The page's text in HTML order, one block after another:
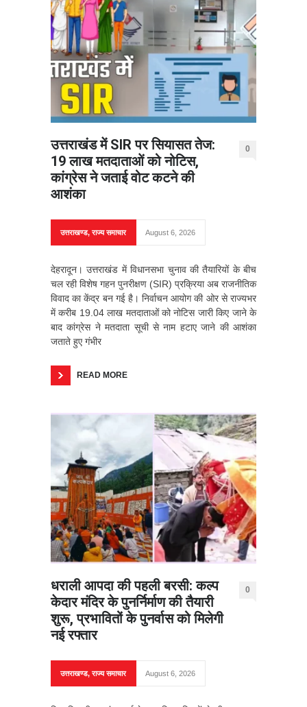
उत्तराखंड में SIR पर सियासत तेज:
19 लाख मतदाताओं को नोटिस,
कांग्रेस ने जताई वोट कटने की
आशंका
0
उत्तराखण्ड,राज्य समाचार August 6, 2026
देहरादून। उत्तराखंड में विधानसभा चुनाव की तैयारियों के बीच
चल रही विशेष गहन पुनरीक्षण (SIR) प्रक्रिया अब राजनीतिक
विवाद का केंद्र बन गई है। निर्वाचन आयोग की ओर से राज्यभर
में करीब 19.04 लाख मतदाताओं को नोटिस जारी किए जाने के
बाद कांग्रेस ने मतदाता सूची से नाम हटाए जाने की आशंका
जताते हुए गंभीर
READ MORE
धराली आपदा की पहली बरसी: कल्प
केदार मंदिर के पुनर्निर्माण की तैयारी
शुरू, प्रभावितों के पुनर्वास को मिलेगी
नई रफ्तार
0
उत्तराखण्ड,राज्य समाचार August 6, 2026